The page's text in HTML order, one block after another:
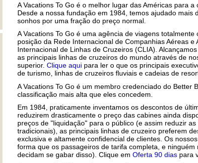
A Vacations To Go é o melhor lugar das Américas para
Desde a nossa fundação em 1984, temos ajudado
sonhos por uma fração do preço normal.
A Vacations To Go é uma agência de viagens
posição da Rede Internacional de Companhias Aéreas
Internacional de Linhas de Cruzeiros (CLIA).
as principais linhas de cruzeiros do mundo através de
superior. Clique aqui para ler o que os principais
de turismo, linhas de cruzeiros fluviais e cadeias de
A Vacations To Go é um membro credenciado do Better
classificação mais alta que eles concedem.
Em 1984, praticamente inventamos os descontos de
reduzirem drasticamente o preço das cabines ainda
preços de "liquidação" para o público (e assim reduzir
tradicionais), as principais linhas de cruzeiro preferem
exclusiva e altamente confidencial de clientes. Os
forma que os passageiros de tarifa completa, e
decidam se gabar disso). Clique em Oferta 90 dias para